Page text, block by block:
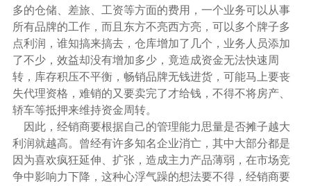
多的仓储、差旅、工资等方面的费用，一个业务可以从事
所有品牌的工作，而且东方不亮西方亮，可以多个牌子多
点利润，谁知搞来搞去，仓库增加了几个，业务人员添加
了不少，效益却没有增加多少，竟造成资金无法快速周
转，库存积压不平衡，畅销品牌无钱进货，可能马上要丧
失代理资格，难销的又要卖完了才给钱，不得不将房产、
轿车等抵押来维持资金周转。
因此，经销商要根据自己的管理能力思量是否摊子越大
利润就越高。曾经有许多知名企业消亡，其中大部分都是
因为喜欢疯狂延伸、扩张，造成主力产品薄弱，在市场竞
争中影响力下降，这种心浮气躁的想法要不得，经销商要